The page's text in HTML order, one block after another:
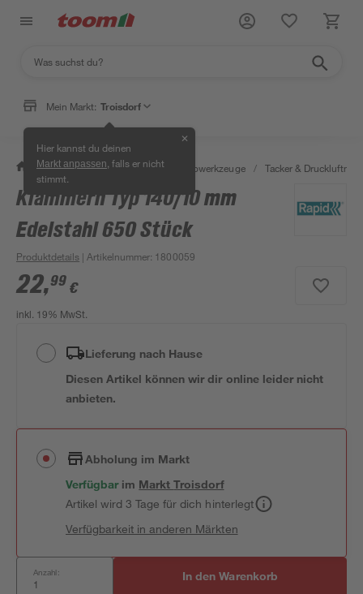
Mein Markt: Troisdorf
Hier kannst du deinen
Markt anpassen , falls er nicht
stimmt.
✕
/ Werkstatt & Maschinen / Elektrowerkzeuge / Tacker &
Klammern Typ 140/10 mm
Edelstahl 650 Stück
Produktdetails | Artikelnummer: 1800059
22,99 €
inkl. 19% MwSt.
Lieferung nach Hause
Diesen Artikel können wir dir online leider nicht
anbieten.
Abholung im Markt
Verfügbar im MarktTroisdorf
Artikel wird 3 Tage für dich hinterlegt
Verfügbarkeit in anderen Märkten
Anzahl: In den Warenkorb